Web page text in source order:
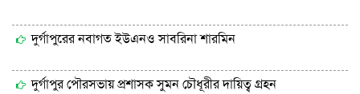
দুর্গাপুরের নবাগত ইউএনও সাবরিনা শারমিন
দুর্গাপুর পৌরসভায় প্রশাসক সুমন চৌধূরীর দায়িত্ব গ্রহন